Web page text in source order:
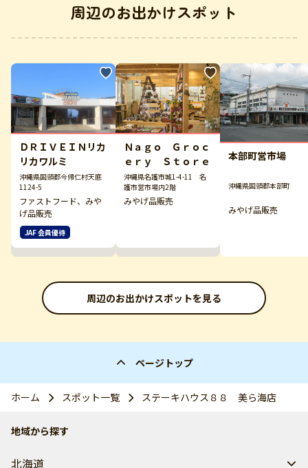
周辺のお出かけスポット
ＤＲＩＶＥＩＮリカ
リカワルミ
沖縄県国頭郡今帰仁村天底
1124-5
ファストフード、みや
げ品販売
JAF 会員優待
Ｎａｇｏ Ｇｒｏｃ
ｅｒｙ Ｓｔｏｒｅ
沖縄県名護市城1-4-11 名
護市営市場内2階
みやげ品販売
本部町営市場
沖縄県国頭郡本部町
みやげ品販売
周辺のお出かけスポットを見る
ページトップ
ホーム スポット一覧 ステーキハウス８８ 美ら海店
地域から探す
北海道